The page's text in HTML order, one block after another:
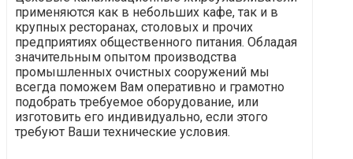
применяются как в небольших кафе, так и в
крупных ресторанах, столовых и прочих
предприятиях общественного питания. Обладая
значительным опытом производства
промышленных очистных сооружений мы
всегда поможем Вам оперативно и грамотно
подобрать требуемое оборудование, или
изготовить его индивидуально, если этого
требуют Ваши технические условия.